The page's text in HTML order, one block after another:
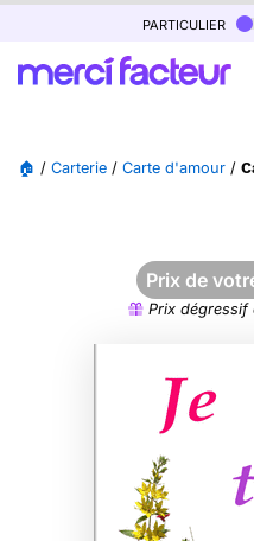
particulier
🏠 / Carterie / Carte d'amour /
Prix de
Prix dégressif